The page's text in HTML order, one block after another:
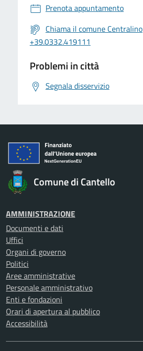
Prenota appuntamento
Chiama il comune Centralino
+39.0332.419111
Problemi in città
Segnala disservizio
Comune di Cantello
AMMINISTRAZIONE
Documenti e dati
Uffici
Organi di governo
Politici
Aree amministrative
Personale amministrativo
Enti e fondazioni
Orari di apertura al pubblico
Accessibilità